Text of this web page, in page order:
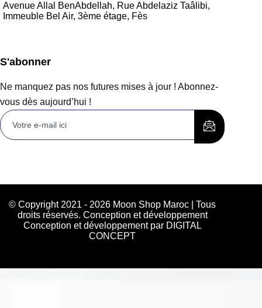
Avenue Allal BenAbdellah, Rue Abdelaziz Taâlibi,
Immeuble Bel Air, 3ème étage, Fès
S'abonner
Ne manquez pas nos futures mises à jour ! Abonnez-
vous dès aujourd’hui !
© Copyright 2021 - 2026 Moon Shop Maroc | Tous
droits réservés. Conception et développement
Conception et développement par DIGITAL
CONCEPT